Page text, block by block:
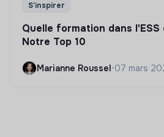
S'inspirer
Quelle formation dans l'ESS
Notre Top 10
Marianne Roussel•07 mars